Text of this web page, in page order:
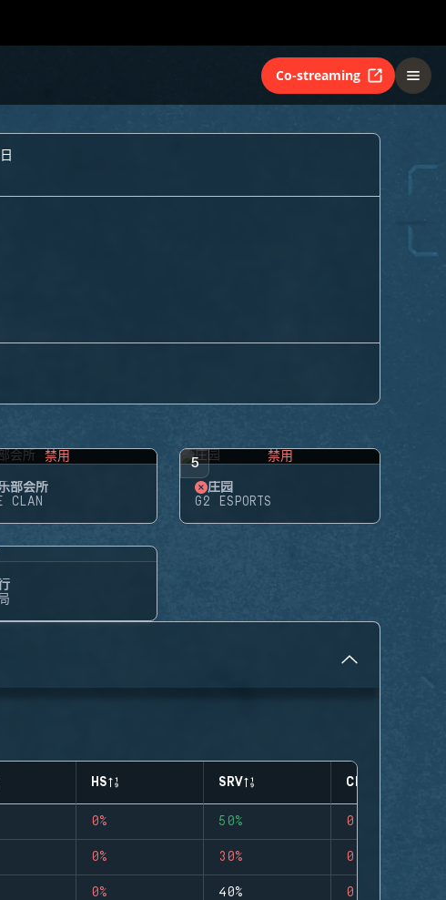
Co-streaming
禁用
部会所
CLAN
5 禁用
庄园
G2 ESPORTS
HS SRV CLUTCHES
0% 50% 0
0% 30% 0
0% 40% 0